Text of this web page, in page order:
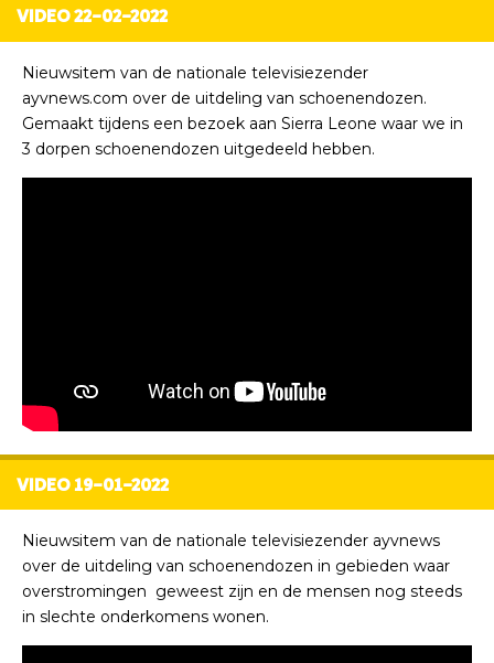
VIDEO 22-02-2022
Nieuwsitem van de nationale televisiezender
ayvnews.com over de uitdeling van schoenendozen.
Gemaakt tijdens een bezoek aan Sierra Leone waar we in
3 dorpen schoenendozen uitgedeeld hebben.
VIDEO 19-01-2022
Nieuwsitem van de nationale televisiezender ayvnews
over de uitdeling van schoenendozen in gebieden waar
overstromingen geweest zijn en de mensen nog steeds
in slechte onderkomens wonen.